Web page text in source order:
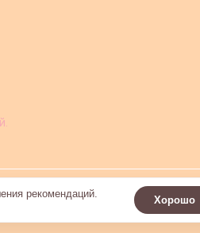
рекомендаций.
Хорошо